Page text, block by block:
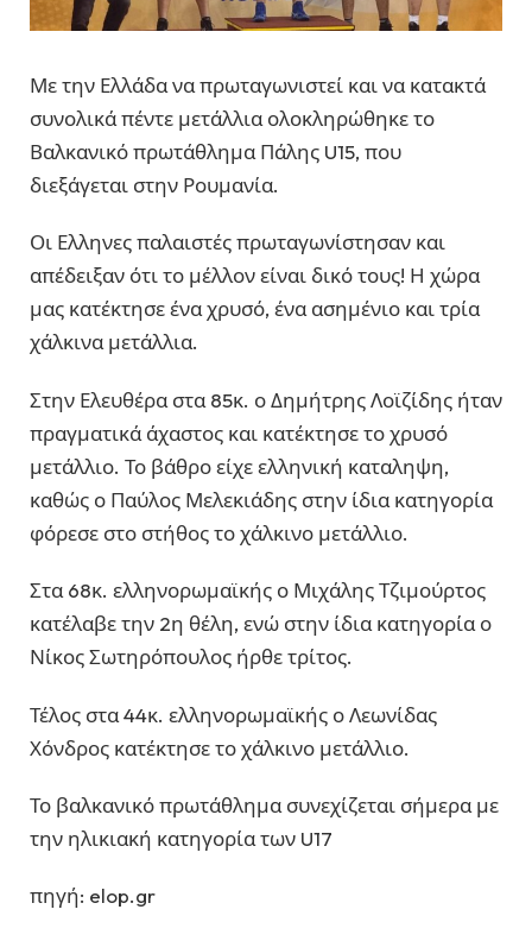
Με την Ελλάδα να πρωταγωνιστεί και να κατακτά
συνολικά πέντε μετάλλια ολοκληρώθηκε το
Βαλκανικό πρωτάθλημα Πάλης U15, που
διεξάγεται στην Ρουμανία.
Οι Ελληνες παλαιστές πρωταγωνίστησαν και
απέδειξαν ότι το μέλλον είναι δικό τους! Η χώρα
μας κατέκτησε ένα χρυσό, ένα ασημένιο και τρία
χάλκινα μετάλλια.
Στην Ελευθέρα στα 85κ. ο Δημήτρης Λοϊζίδης ήταν
πραγματικά άχαστος και κατέκτησε το χρυσό
μετάλλιο. Το βάθρο είχε ελληνική καταληψη,
καθώς ο Παύλος Μελεκιάδης στην ίδια κατηγορία
φόρεσε στο στήθος το χάλκινο μετάλλιο.
Στα 68κ. ελληνορωμαϊκής ο Μιχάλης Τζιμούρτος
κατέλαβε την 2η θέλη, ενώ στην ίδια κατηγορία ο
Νίκος Σωτηρόπουλος ήρθε τρίτος.
Τέλος στα 44κ. ελληνορωμαϊκής ο Λεωνίδας
Χόνδρος κατέκτησε το χάλκινο μετάλλιο.
Το βαλκανικό πρωτάθλημα συνεχίζεται σήμερα με
την ηλικιακή κατηγορία των U17
πηγή: elop.gr